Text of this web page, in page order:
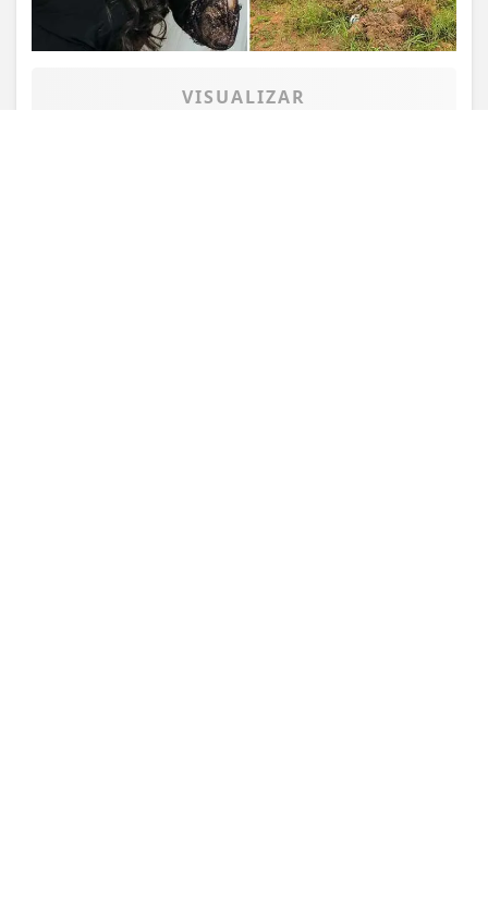
VISUALIZAR
PARA MAIS INFORMAÇÕES,ACESSE NOSSOS TERMOS
CLICANDO AQUI